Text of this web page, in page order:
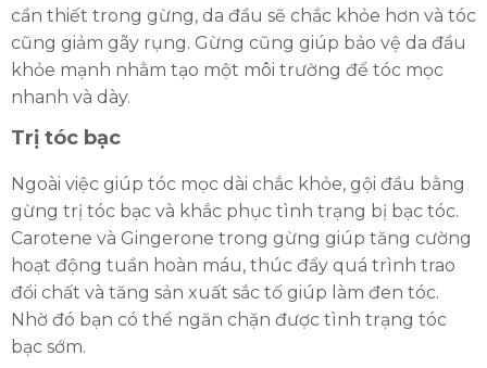
cần thiết trong gừng, da đầu sẽ chắc khỏe hơn và tóc
cũng giảm gãy rụng. Gừng cũng giúp bảo vệ da đầu
khỏe mạnh nhằm tạo một môi trường để tóc mọc
nhanh và dày.
Trị tóc bạc
Ngoài việc giúp tóc mọc dài chắc khỏe, gội đầu bằng
gừng trị tóc bạc và khắc phục tình trạng bị bạc tóc.
Carotene và Gingerone trong gừng giúp tăng cường
hoạt động tuần hoàn máu, thúc đẩy quá trình trao
đổi chất và tăng sản xuất sắc tố giúp làm đen tóc.
Nhờ đó bạn có thể ngăn chặn được tình trạng tóc
bạc sớm.
ĐĂNG KÝ TƯ VẤN MIỄN PHÍ